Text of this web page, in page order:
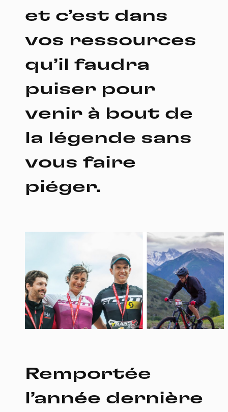
et c’est dans
vos ressources
qu’il faudra
puiser pour
venir à bout de
la légende sans
vous faire
piéger.
Remportée
l’année dernière